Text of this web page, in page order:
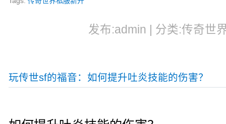
发布:admin | 分类:传奇世
玩传世sf的福音：如何提升吐炎技能的伤害？